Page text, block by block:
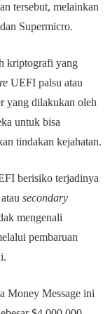
tersebut, melainkan
Supermicro.
kriptografi yang
UEFI palsu atau
yang dilakukan oleh
untuk bisa
tindakan kejahatan.
berisiko terjadinya
secondary
mengenali
pembaruan
Money Message ini